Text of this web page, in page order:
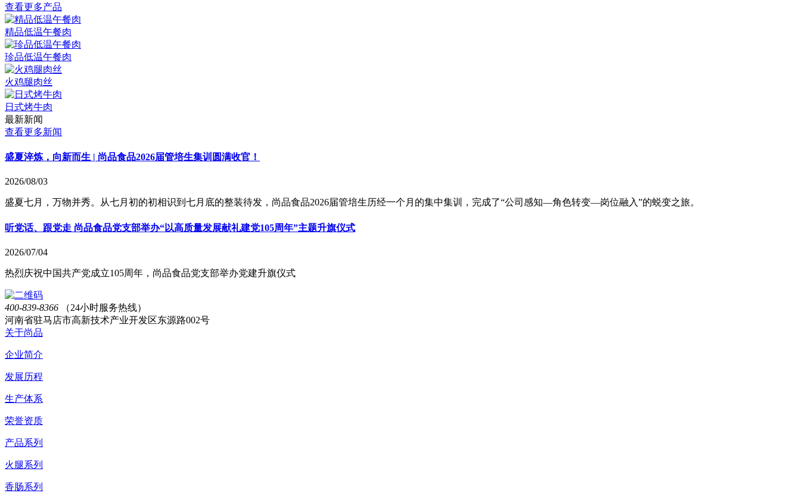
查看更多产品
精品低温午餐肉
珍品低温午餐肉
火鸡腿肉丝
日式烤牛肉
最新新闻
查看更多新闻
盛夏淬炼，向新而生 | 尚品食品2026届管培生集训圆满收官！
2026/08/03
盛夏七月，万物并秀。从七月初的初相识到七月底的整装待发，尚品食品2026届管培生历经一个月的集中集训，完成了“公司感知—角色转变—岗位融入”的蜕变之旅。
听党话、跟党走 尚品食品党支部举办“以高质量发展献礼建党105周年”主题升旗仪式
2026/07/04
热烈庆祝中国共产党成立105周年，尚品食品党支部举办党建升旗仪式
400-839-8366
（24小时服务热线）
河南省驻马店市高新技术产业开发区东源路002号
关于尚品
企业简介
发展历程
生产体系
荣誉资质
产品系列
火腿系列
香肠系列